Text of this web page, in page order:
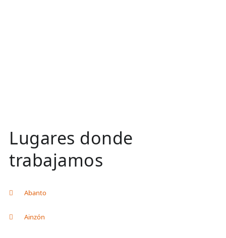
Lugares donde
trabajamos
Abanto
Ainzón